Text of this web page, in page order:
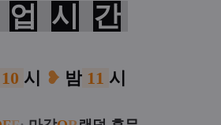
업 시 간
10 시 ❥ 밤 11 시